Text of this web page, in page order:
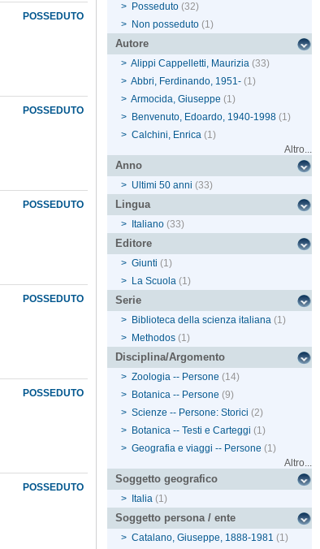
POSSEDUTO
POSSEDUTO
POSSEDUTO
POSSEDUTO
POSSEDUTO
POSSEDUTO
> Posseduto (32)
> Non posseduto (1)
Autore
> Alippi Cappelletti, Maurizia (33)
> Abbri, Ferdinando, 1951- (1)
> Armocida, Giuseppe (1)
> Benvenuto, Edoardo, 1940-1998 (1)
> Calchini, Enrica (1)
Altro...
Anno
> Ultimi 50 anni (33)
Lingua
> Italiano (33)
Editore
> Giunti (1)
> La Scuola (1)
Serie
> Biblioteca della scienza italiana (1)
> Methodos (1)
Disciplina/Argomento
> Zoologia -- Persone (14)
> Botanica -- Persone (9)
> Scienze -- Persone: Storici (2)
> Botanica -- Testi e Carteggi (1)
> Geografia e viaggi -- Persone (1)
Altro...
Soggetto geografico
> Italia (1)
Soggetto persona / ente
> Catalano, Giuseppe, 1888-1981 (1)